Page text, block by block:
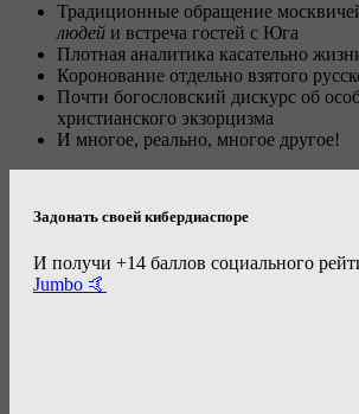
Традиционные обращение
людей и встреча гостей с Юга
Плотная аналитика касательно
Коронование отдельно взятого
Почти богословский дискурс об
христианского экзорцизма
И многое, реально, многое другое!
Задонать своей кибердиаспоре
И получи +14 баллов социального
Jumbo 🤙